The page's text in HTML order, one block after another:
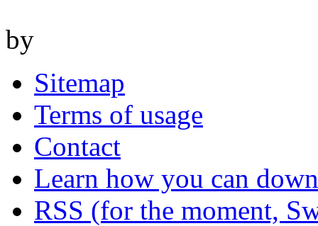
by
Sitemap
Terms of usage
Contact
Learn how you can
RSS (for the moment,